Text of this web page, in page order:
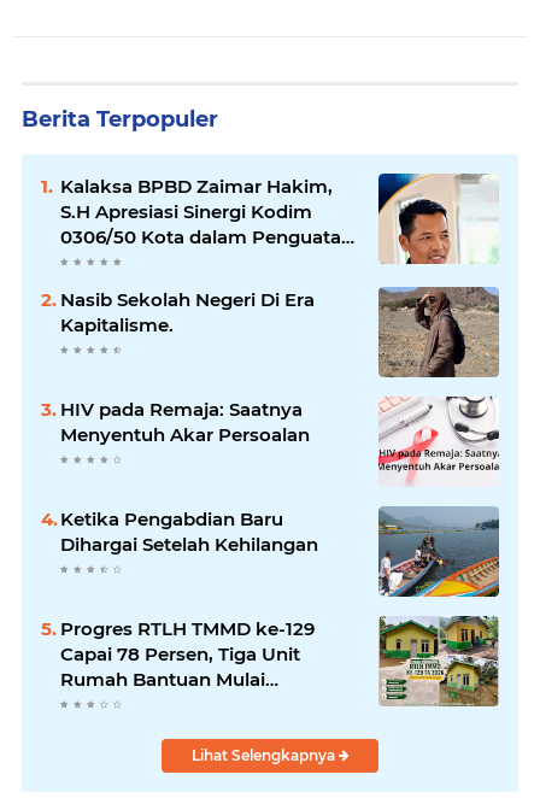
Berita Terpopuler
Kalaksa BPBD Zaimar Hakim,
S.H Apresiasi Sinergi Kodim
0306/50 Kota dalam Penguatan
Mitigasi dan Penanganan
Bencana
Nasib Sekolah Negeri Di Era
Kapitalisme.
HIV pada Remaja: Saatnya
Menyentuh Akar Persoalan
Ketika Pengabdian Baru
Dihargai Setelah Kehilangan
Progres RTLH TMMD ke-129
Capai 78 Persen, Tiga Unit
Rumah Bantuan Mulai
Rampung
Lihat Selengkapnya